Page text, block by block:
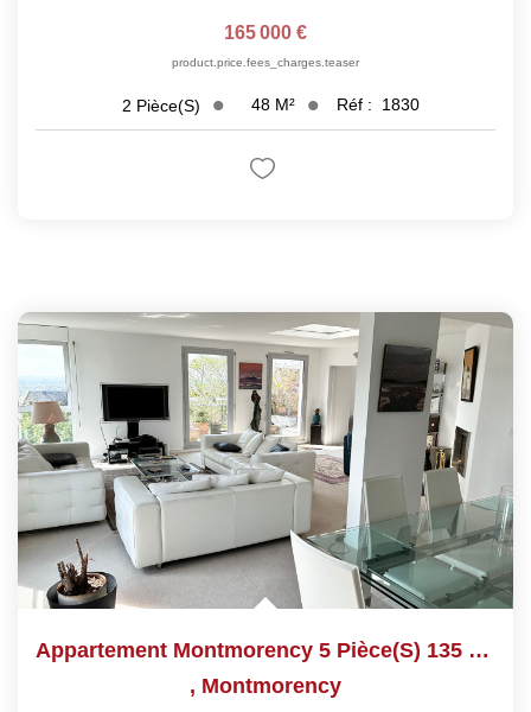
165 000 €
product.price.fees_charges.teaser
2 Pièce(s) 48 M² Réf : 1830
Appartement Montmorency 5 Pièce(s) 135 M2
, Montmorency